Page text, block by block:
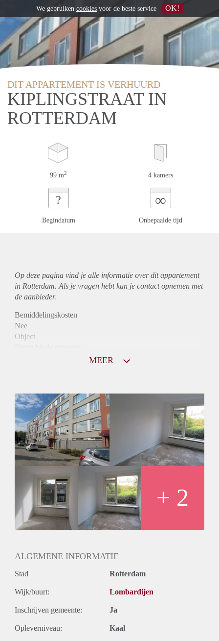
DIT APPARTEMENT IS VERHUURD
KIPLINGSTRAAT IN
ROTTERDAM
99 m2 4 kamers
?
Begindatum
∞
Onbepaalde tijd
Op deze pagina vind je alle informatie over ditappartement
in Rotterdam. Als je vragen hebt kun je contact opnemen met
de aanbieder.
Bemiddelingskosten
Nee
Object
Huurtoeslag
Mogelijk
Inkomen eis
N.V.T.
Huurtermijn
Onbepaalde termijn
Oplevering
MEER
+ 2
ALGEMENE INFORMATIE
Stad Rotterdam
Wijk/buurt: Lombardijen
Inschrijven gemeente: Ja
Opleverniveau: Kaal
We gebruiken cookies voor de beste service OK!